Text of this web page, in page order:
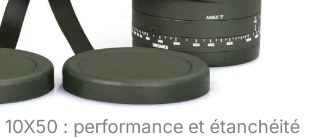
: performance et étanchéité